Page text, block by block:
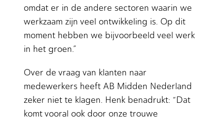
omdat er in de andere sectoren waarin we
werkzaam zijn veel ontwikkeling is. Op dit
moment hebben we bijvoorbeeld veel werk
in het groen.”
Over de vraag van klanten naar
medewerkers heeft AB Midden Nederland
zeker niet te klagen. Henk benadrukt: “Dat
komt vooral ook door onze trouwe